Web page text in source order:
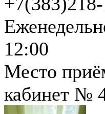
12:00
Место
кабинет №